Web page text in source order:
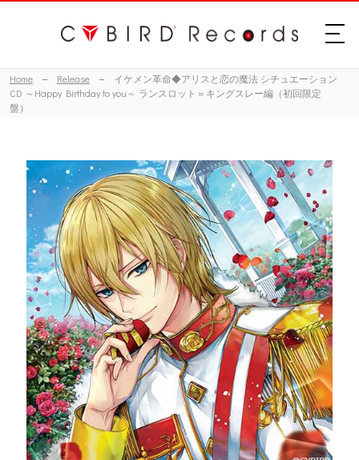
Home Release
イケメン革命◆アリスと恋の魔法 シチュエーション
CD ～Happy Birthday to you～ ランスロット＝キングスレー編（初回限定
盤）